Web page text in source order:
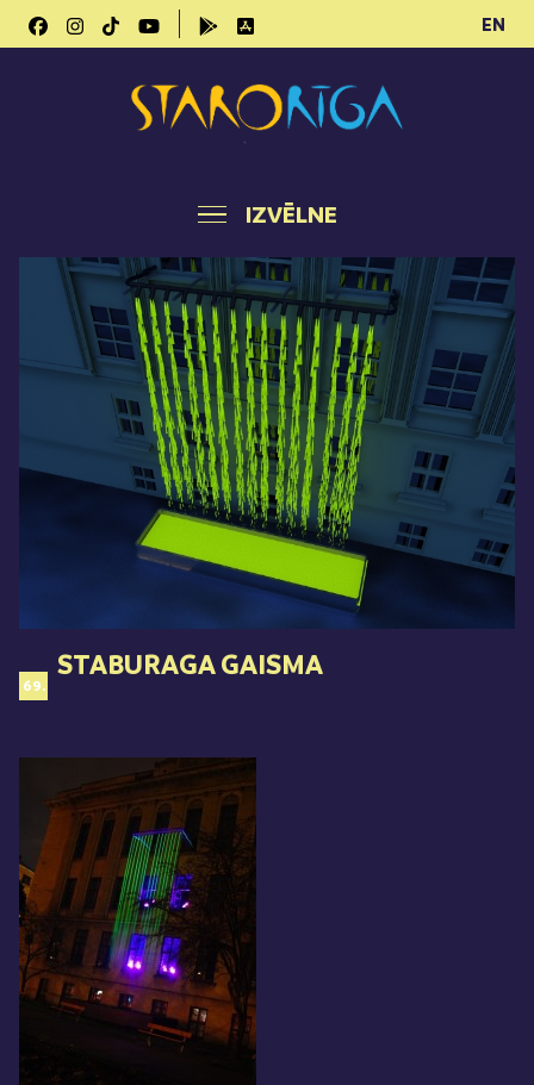
EN
IZVĒLNE
69.
STABURAGA GAISMA